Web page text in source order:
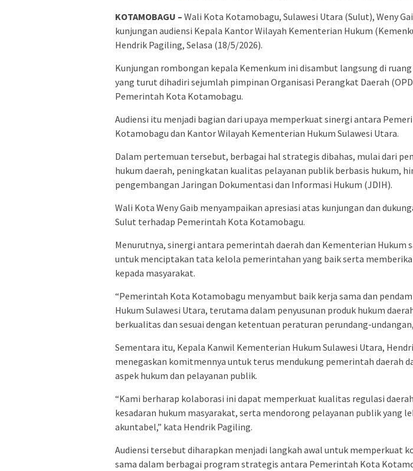
KOTAMOBAGU – Wali Kota Kotamobagu, Sulawesi Utara (Sulut), Weny
kunjungan audiensi Kepala Kantor Wilayah Kementerian Hukum
Hendrik Pagiling, Selasa (18/5/2026).
Kunjungan rombongan kepala Kemenkum ini disambut langsung di
yang turut dihadiri sejumlah pimpinan Organisasi Perangkat Daerah
Pemerintah Kota Kotamobagu.
Audiensi itu menjadi bagian dari upaya memperkuat sinergi antara
Kotamobagu dan Kantor Wilayah Kementerian Hukum Sulawesi Utara.
Dalam pertemuan tersebut, berbagai hal strategis dibahas, mulai dari
hukum daerah, peningkatan kualitas pelayanan publik berbasis hukum,
pengembangan Jaringan Dokumentasi dan Informasi Hukum (JDIH).
Wali Kota Weny Gaib menyampaikan apresiasi atas kunjungan dan
Sulut terhadap Pemerintah Kota Kotamobagu.
Menurutnya, sinergi antara pemerintah daerah dan Kementerian Hukum
untuk menciptakan tata kelola pemerintahan yang baik serta
kepada masyarakat.
“Pemerintah Kota Kotamobagu menyambut baik kerja sama dan
Hukum Sulawesi Utara, terutama dalam penyusunan produk hukum
berkualitas dan sesuai dengan ketentuan peraturan perundang-
Sementara itu, Kepala Kanwil Kementerian Hukum Sulawesi Utara,
menegaskan komitmennya untuk terus mendukung pemerintah daerah
aspek hukum dan pelayanan publik.
“Kami berharap kolaborasi ini dapat memperkuat kualitas regulasi
kesadaran hukum masyarakat, serta mendorong pelayanan publik yang
akuntabel,” kata Hendrik Pagiling.
Audiensi tersebut diharapkan menjadi langkah awal untuk memperkuat
sama dalam berbagai program strategis antara Pemerintah Kota